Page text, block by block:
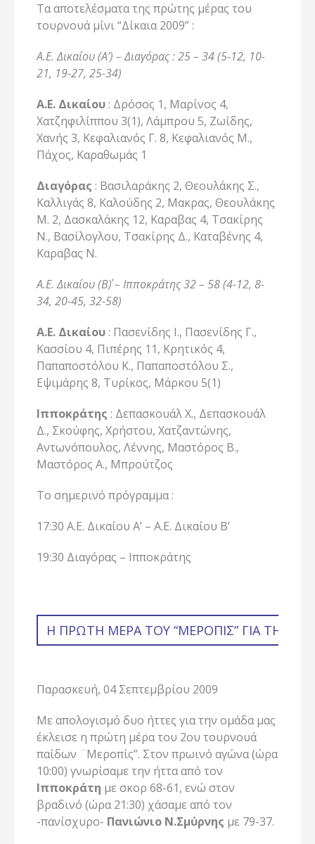
Τα αποτελέσματα της πρώτης μέρας του
τουρνουά μίνι “Δίκαια 2009” :
Α.Ε. Δικαίου (Α’) – Διαγόρας : 25 – 34 (5-12, 10-
21, 19-27, 25-34)
Α.Ε. Δικαίου: Δρόσος 1, Μαρίνος 4,
Χατζηφιλίππου 3(1), Λάμπρου 5, Ζωίδης,
Χανής 3, Κεφαλιανός Γ. 8, Κεφαλιανός Μ.,
Πάχος, Καραθωμάς 1
Διαγόρας : Βασιλαράκης 2, Θεουλάκης Σ.,
Καλλιγάς 8, Καλούδης 2, Μακρας, Θεουλάκης
Μ. 2, Δασκαλάκης 12, Καραβας 4, Τσακίρης
Ν., Βασίλογλου, Τσακίρης Δ., Καταβένης 4,
Καραβας Ν.
Α.Ε. Δικαίου (Β΄) – Ιπποκράτης 32 – 58 (4-12, 8-
34, 20-45, 32-58)
Α.Ε. Δικαίου: Πασενίδης Ι., Πασενίδης Γ.,
Κασσίου 4, Πιπέρης 11, Κρητικός 4,
Παπαποστόλου Κ., Παπαποστόλου Σ.,
Εψιμάρης 8, Τυρίκος, Μάρκου 5(1)
Ιπποκράτης : Δεπασκουάλ Χ., Δεπασκουάλ
Δ., Σκούφης, Χρήστου, Χατζαντώνης,
Αντωνόπουλος, Λέννης, Μαστόρος Β.,
Μαστόρος Α., Μπρούτζος
Το σημερινό πρόγραμμα :
17:30 Α.Ε. Δικαίου Α’ – Α.Ε. Δικαίου Β’
19:30 Διαγόρας – Ιπποκράτης
Η ΠΡΏΤΗ ΜΈΡΑ ΤΟΥ “ΜΕΡΟΠΊΣ” ΓΙΑ ΤΗΝ
Παρασκευή, 04 Σεπτεμβρίου 2009
Με απολογισμό δυο ήττες για την ομάδα μας
έκλεισε η πρώτη μέρα του 2ου τουρνουά
παίδων ¨Μεροπίς”. Στον πρωινό αγώνα (ώρα
10:00) γνωρίσαμε την ήττα από τον
Ιπποκράτη με σκορ 68-61, ενώ στον
βραδινό (ώρα 21:30) χάσαμε από τον
-πανίσχυρο- Πανιώνιο Ν.Σμύρνης με 79-37.